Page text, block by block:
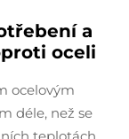
a
oceli
ocelovým
déle, než se